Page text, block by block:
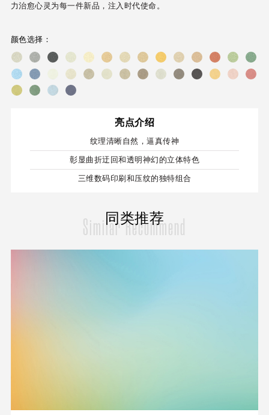
力治愈心灵为每一件新品，注入时代使命。
颜色选择：
亮点介绍
纹理清晰自然，逼真传神
彰显曲折迂回和透明神幻的立体特色
三维数码印刷和压纹的独特组合
Similar Recommend
同类推荐